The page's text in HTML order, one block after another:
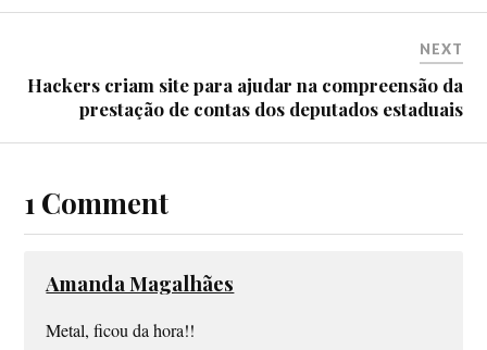
NEXT
Hackers criam site para ajudar na compreensão da
prestação de contas dos deputados estaduais
1 Comment
Amanda Magalhães
Metal, ficou da hora!!